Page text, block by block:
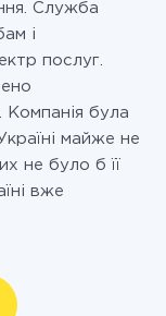
Служба
і
послуг.
Компанія була
майже не
не було б її
вже